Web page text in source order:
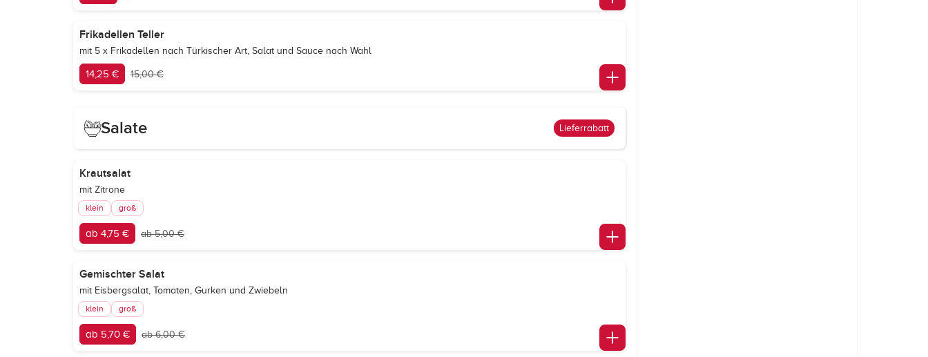
Frikadellen Teller
mit 5 x Frikadellen nach Türkischer Art, Salat und Sauce nach Wahl
14,25 € 15,00 €
Salate Lieferrabatt
Krautsalat
mit Zitrone
klein groß
ab 4,75 € ab 5,00 €
Gemischter Salat
mit Eisbergsalat, Tomaten, Gurken und Zwiebeln
klein groß
ab 5,70 € ab 6,00 €